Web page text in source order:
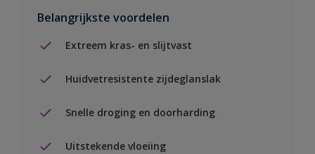
Belangrijkste voordelen
Extreem kras- en slijtvast
Huidvetresistente zijdeglanslak
Snelle droging en doorharding
Uitstekende vloeiing